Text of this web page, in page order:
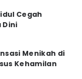
Cegah
Dini
Menikah di
Kehamilan